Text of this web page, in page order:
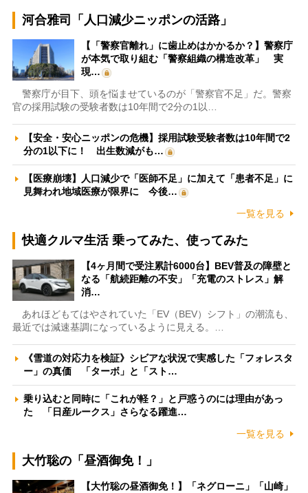
河合雅司「人口減少ニッポンの活路」
【「警察官離れ」に歯止めはかかるか？】警察庁
が本気で取り組む「警察組織の構造改革」 実
現…
警察庁が目下、頭を悩ませているのが「警察官不足」だ。警察
官の採用試験の受験者数は10年間で2分の1以…
【安全・安心ニッポンの危機】採用試験受験者数は10年間で2
分の1以下に！ 出生数減がも…
【医療崩壊】人口減少で「医師不足」に加えて「患者不足」に
見舞われ地域医療が限界に 今後…
一覧を見る
快適クルマ生活 乗ってみた、使ってみた
【4ヶ月間で受注累計6000台】BEV普及の障壁と
なる「航続距離の不安」「充電のストレス」解
消…
あれほどもてはやされていた「EV（BEV）シフト」の潮流も、
最近では減速基調になっているように見える。…
《雪道の対応力を検証》シビアな状況で実感した「フォレスタ
ー」の真価 「ターボ」と「スト…
乗り込むと同時に「これが軽？」と戸惑うのには理由があっ
た 「日産ルークス」さらなる躍進…
一覧を見る
大竹聡の「昼酒御免！」
【大竹聡の昼酒御免！】「ネグローニ」「山崎」